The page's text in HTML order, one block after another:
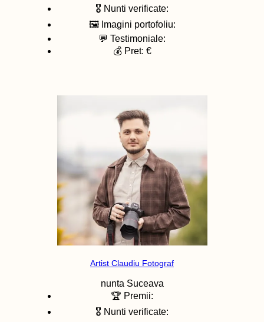
🎖️ Nunti verificate:
🖼️ Imagini portofoliu:
💬 Testimoniale:
💰 Pret: €
Artist Claudiu Fotograf
nunta Suceava
🏆 Premii:
🎖️ Nunti verificate: